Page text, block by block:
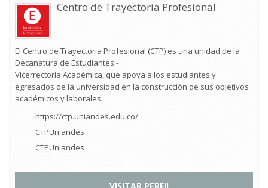
Centro de Trayectoria Profesional
El Centro de Trayectoria Profesional (CTP) es una unidad de la
Decanatura de Estudiantes -
Vicerrectoría Académica, que apoya a los estudiantes y
egresados de la universidad en la construcción de sus objetivos
académicos y laborales.
https://ctp.uniandes.edu.co/
CTPUniandes
CTPUniandes
VISITAR PERFIL